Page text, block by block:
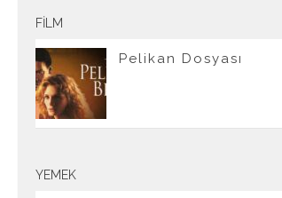
FILM
Pelikan Dosyası
YEMEK